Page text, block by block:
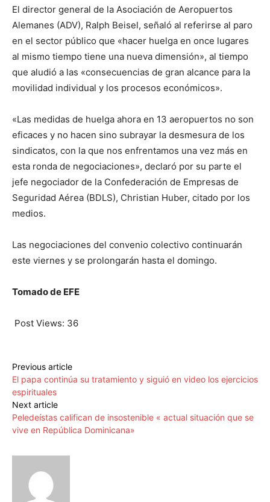
El director general de la Asociación de Aeropuertos
Alemanes (ADV), Ralph Beisel, señaló al referirse al paro
en el sector público que «hacer huelga en once lugares
al mismo tiempo tiene una nueva dimensión», al tiempo
que aludió a las «consecuencias de gran alcance para la
movilidad individual y los procesos económicos».
«Las medidas de huelga ahora en 13 aeropuertos no son
eficaces y no hacen sino subrayar la desmesura de los
sindicatos, con la que nos enfrentamos una vez más en
esta ronda de negociaciones», declaró por su parte el
jefe negociador de la Confederación de Empresas de
Seguridad Aérea (BDLS), Christian Huber, citado por los
medios.
Las negociaciones del convenio colectivo continuarán
este viernes y se prolongarán hasta el domingo.
Tomado de EFE
Post Views: 36
Previous article
El papa continúa su tratamiento y siguió en video los ejercicios
espirituales
Next article
Peledeístas califican de insostenible « actual situación que se
vive en República Dominicana»